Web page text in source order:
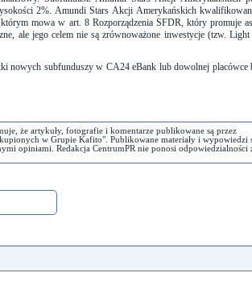
2%. Amundi Stars Akcji Amerykańskich
mowa w art. 8 Rozporządzenia SFDR, który promuje
ale jego celem nie są zrównoważone inwestycje (tzw. Light
nowych subfunduszy w CA24 eBank lub dowolnej placówce
że artykuły, fotografie i komentarze publikowane są przez
w Grupie Kafito". Publikowane materiały i wypowiedzi
opiniami. Redakcja CentrumPR nie ponosi odpowiedzialności